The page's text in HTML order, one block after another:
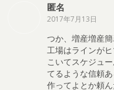
匿名
2017年7月13日
つか、増産増産
工場はラインが
こいてスケジュ
てるような信頼
作ってよとか頼